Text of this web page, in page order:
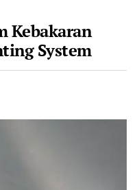
Kebakaran
System